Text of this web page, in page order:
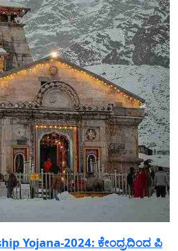
Yojana-2024: ಕೇಂದ್ರದಿಂದ ಪಿ